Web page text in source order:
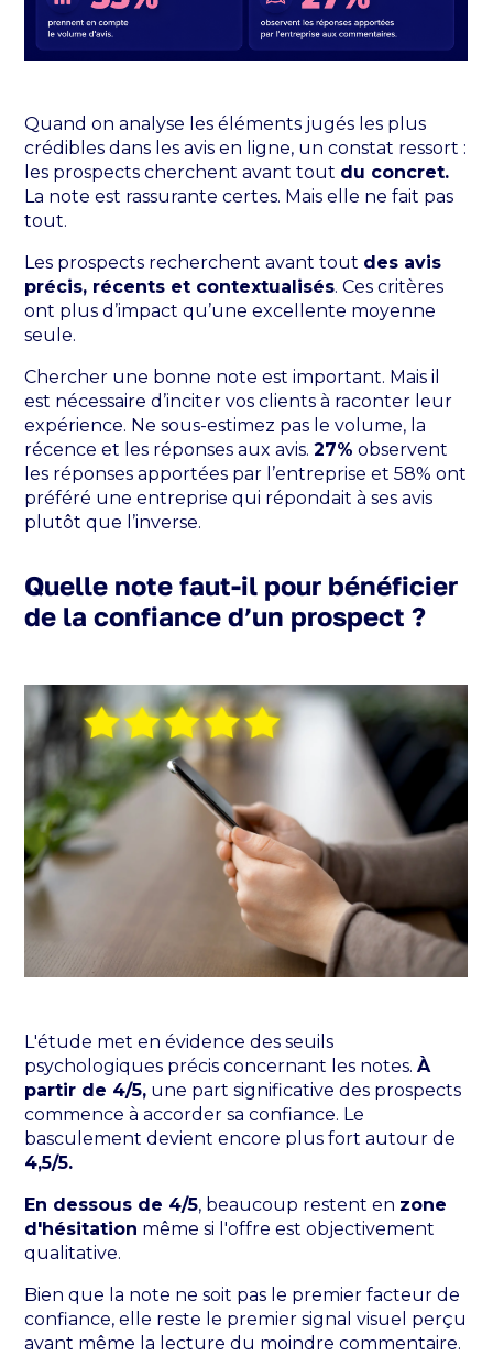
Quand on analyse les éléments jugés les plus
crédibles dans les avis en ligne, un constat ressort :
les prospects cherchent avant tout du concret.
La note est rassurante certes. Mais elle ne fait pas
tout.
Les prospects recherchent avant tout des avis
précis, récents et contextualisés. Ces critères
ont plus d’impact qu’une excellente moyenne
seule.
Chercher une bonne note est important. Mais il
est nécessaire d’inciter vos clients à raconter leur
expérience. Ne sous-estimez pas le volume, la
récence et les réponses aux avis.27% observent
les réponses apportées par l’entreprise et 58% ont
préféré une entreprise qui répondait à ses avis
plutôt que l’inverse.
Quelle note faut-il pour bénéficier
de la confiance d’un prospect ?
L'étude met en évidence des seuils
psychologiques précis concernant les notes.À
partir de 4/5, une part significative des prospects
commence à accorder sa confiance. Le
basculement devient encore plus fort autour de
4,5/5.
En dessous de 4/5, beaucoup restent en zone
d'hésitation même si l'offre est objectivement
qualitative.
Bien que la note ne soit pas le premier facteur de
confiance, elle reste le premier signal visuel perçu
avant même la lecture du moindre commentaire.